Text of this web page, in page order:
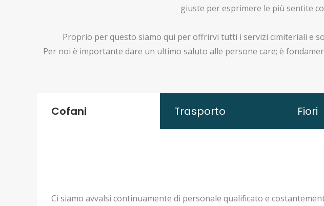
giuste per esprimere le più sentite
Proprio per questo siamo qui per offrirvi tutti i servizi cimiteriali e
Per noi è importante dare un ultimo saluto alle persone care; è
Cofani Trasporto Fiori
Ci siamo avvalsi continuamente di personale qualificato e